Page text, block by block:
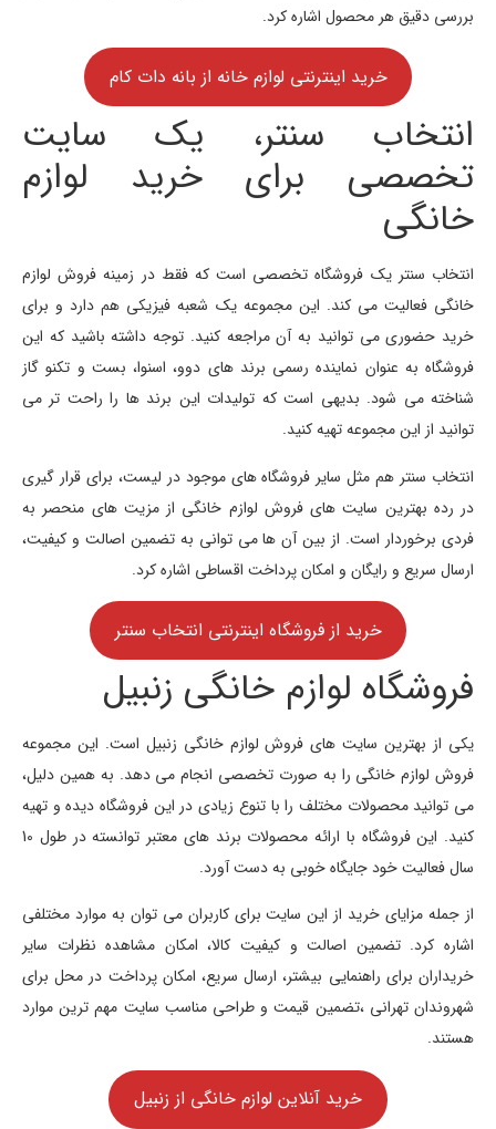
بررسی دقیق هر محصول اشاره کرد.
خرید اینترنتی لوازم خانه از بانه دات کام
انتخاب سنتر، یک سایت
تخصصی برای خرید لوازم
خانگی
انتخاب سنتر یک فروشگاه تخصصی است که فقط در زمینه فروش لوازم
خانگی فعالیت می کند. این مجموعه یک شعبه فیزیکی هم دارد و برای
خرید حضوری می توانید به آن مراجعه کنید. توجه داشته باشید که این
فروشگاه به عنوان نماینده رسمی برند های دوو، اسنوا، بست و تکنو گاز
شناخته می شود. بدیهی است که تولیدات این برند ها را راحت تر می
توانید از این مجموعه تهیه کنید.
انتخاب سنتر هم مثل سایر فروشگاه های موجود در لیست، برای قرار گیری
در رده بهترین سایت های فروش لوازم خانگی از مزیت های منحصر به
فردی برخوردار است. از بین آن ها می توانی به تضمین اصالت و کیفیت،
ارسال سریع و رایگان و امکان پرداخت اقساطی اشاره کرد.
خرید از فروشگاه اینترنتی انتخاب سنتر
فروشگاه لوازم خانگی زنبیل
یکی از بهترین سایت های فروش لوازم خانگی زنبیل است. این مجموعه
فروش لوازم خانگی را به صورت تخصصی انجام می دهد. به همین دلیل،
می توانید محصولات مختلف را با تنوع زیادی در این فروشگاه دیده و تهیه
کنید. این فروشگاه با ارائه محصولات برند های معتبر توانسته در طول 10
سال فعالیت خود جایگاه خوبی به دست آورد.
از جمله مزایای خرید از این سایت برای کاربران می توان به موارد مختلفی
اشاره کرد. تضمین اصالت و کیفیت کالا، امکان مشاهده نظرات سایر
خریداران برای راهنمایی بیشتر، ارسال سریع، امکان پرداخت در محل برای
شهروندان تهرانی ،تضمین قیمت و طراحی مناسب سایت مهم ترین موارد
هستند.
خرید آنلاین لوازم خانگی از زنبیل